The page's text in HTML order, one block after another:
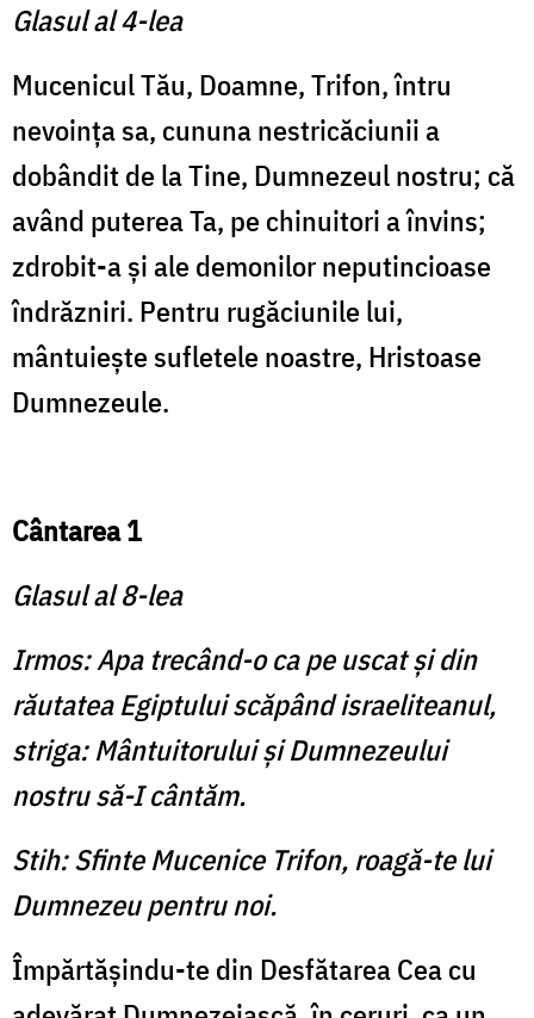
Glasul al 4-lea
Mucenicul Tău, Doamne, Trifon, întru
nevoinţa sa, cununa nestricăciunii a
dobândit de la Tine, Dumnezeul nostru; că
având puterea Ta, pe chinuitori a învins;
zdrobit-a şi ale demonilor neputincioase
îndrăzniri. Pentru rugăciunile lui,
mântuieşte sufletele noastre, Hristoase
Dumnezeule.
Cântarea 1
Glasul al 8-lea
Irmos: Apa trecând-o ca pe uscat şi din
răutatea Egiptului scăpând israeliteanul,
striga: Mântuitorului şi Dumnezeului
nostru să-I cântăm.
Stih: Sfinte Mucenice Trifon, roagă-te lui
Dumnezeu pentru noi.
Împărtăşindu-te din Desfătarea Cea cu